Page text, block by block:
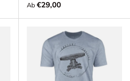
Ab Normaler Preis
€29,00